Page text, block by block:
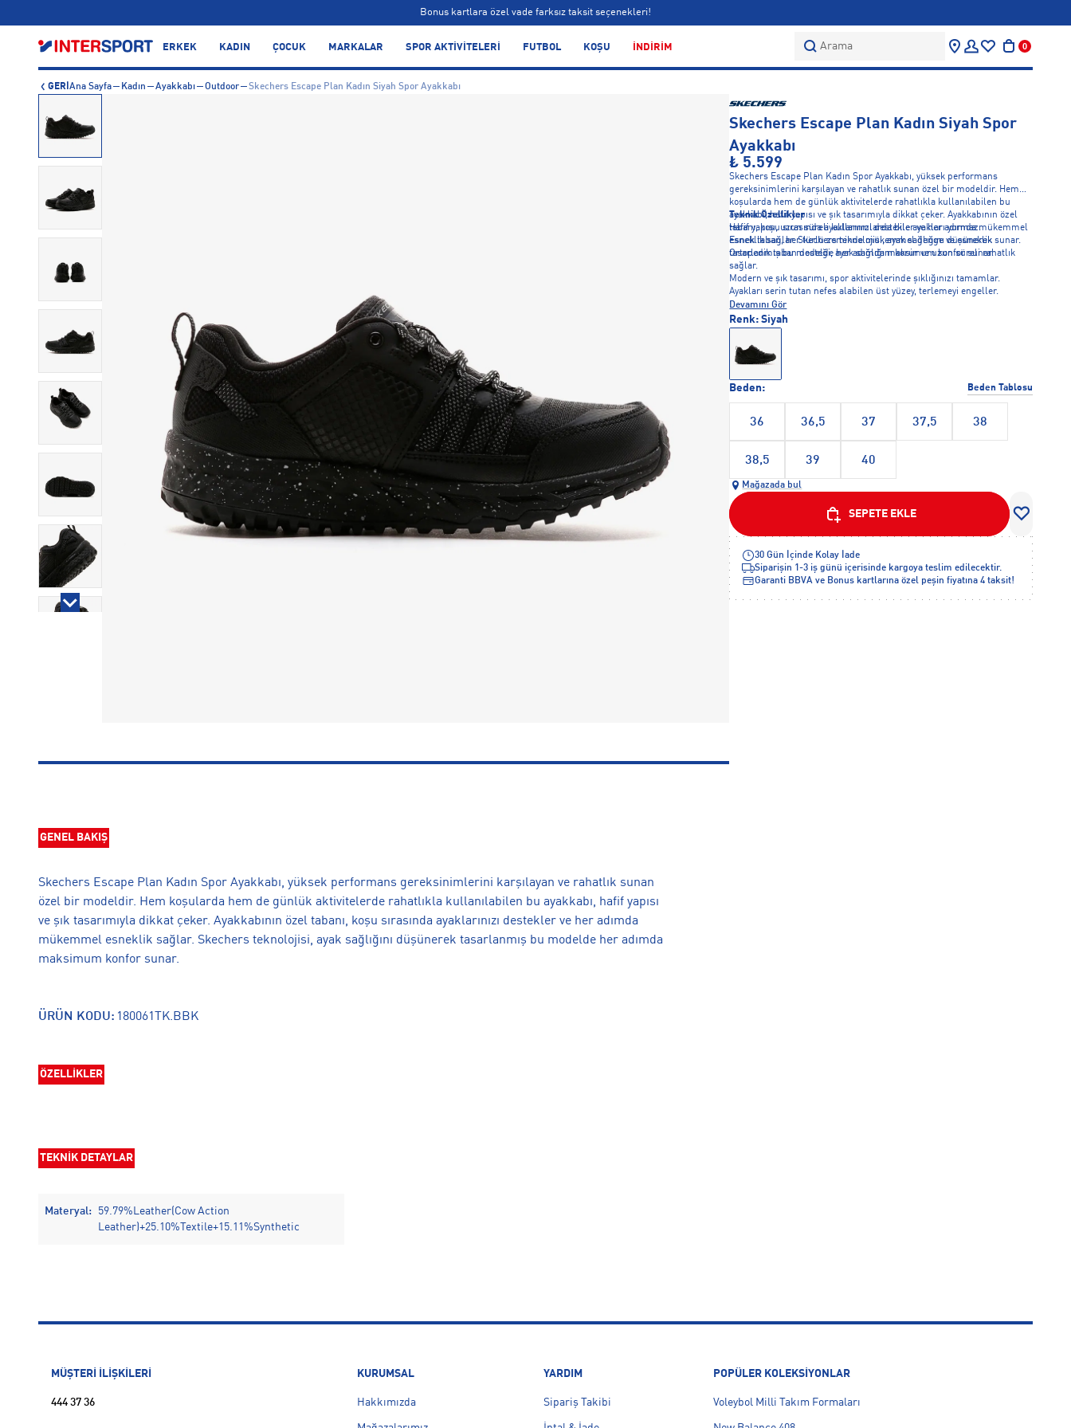
Bonus kartlara özel vade farksız taksit seçenekleri!
ERKEK KADIN ÇOCUK MARKALAR SPOR AKTİVİTELERİ FUTBOL KOŞU İNDİRİM Arama 0
GERİ Ana Sayfa Kadın Ayakkabı Outdoor Skechers Escape Plan Kadın Siyah Spor Ayakkabı
GENEL BAKIŞ
Skechers Escape Plan Kadın Spor Ayakkabı, yüksek performans gereksinimlerini karşılayan ve rahatlık sunan
özel bir modeldir. Hem koşularda hem de günlük aktivitelerde rahatlıkla kullanılabilen bu ayakkabı, hafif yapısı
ve şık tasarımıyla dikkat çeker. Ayakkabının özel tabanı, koşu sırasında ayaklarınızı destekler ve her adımda
mükemmel esneklik sağlar. Skechers teknolojisi, ayak sağlığını düşünerek tasarlanmış bu modelde her adımda
maksimum konfor sunar.
ÜRÜN KODU: 180061TK.BBK
ÖZELLİKLER
TEKNİK DETAYLAR
Materyal:
59.79%Leather(Cow Action
Leather)+25.10%Textile+15.11%Synthetic
Skechers Escape Plan Kadın Siyah Spor
Ayakkabı
₺ 5.599
Skechers Escape Plan Kadın Spor Ayakkabı, yüksek performans
gereksinimlerini karşılayan ve rahatlık sunan özel bir modeldir. Hem
koşularda hem de günlük aktivitelerde rahatlıkla kullanılabilen bu
ayakkabı, hafif yapısı ve şık tasarımıyla dikkat çeker. Ayakkabının özel
tabanı, koşu sırasında ayaklarınızı destekler ve her adımda mükemmel
esneklik sağlar. Skechers teknolojisi, ayak sağlığını düşünerek
tasarlanmış bu modelde her adımda maksimum konfor sunar.
Teknik Özellikler
Hafif yapısı, uzun süreli kullanımlarda bile ayakları yormaz.
Esnek taban, her türlü zeminde mükemmel denge ve esneklik sunar.
Ortopedik taban desteği, ayak sağlığını korur ve uzun süreli rahatlık
sağlar.
Modern ve şık tasarımı, spor aktivitelerinde şıklığınızı tamamlar.
Ayakları serin tutan nefes alabilen üst yüzey, terlemeyi engeller.
Devamını Gör
Beden: Beden Tablosu
36 36,5 37 37,5 38
38,5 39 40
Renk: Siyah
Mağazada bul
SEPETE EKLE
30 Gün İçinde Kolay İade
Siparişin 1-3 iş günü içerisinde kargoya teslim edilecektir.
Garanti BBVA ve Bonus kartlarına özel peşin fiyatına 4 taksit!
MÜŞTERİ İLİŞKİLERİ
444 37 36
KURUMSAL
Hakkımızda
YARDIM
Sipariş Takibi
POPÜLER KOLEKSİYONLAR
Voleybol Milli Takım Formaları